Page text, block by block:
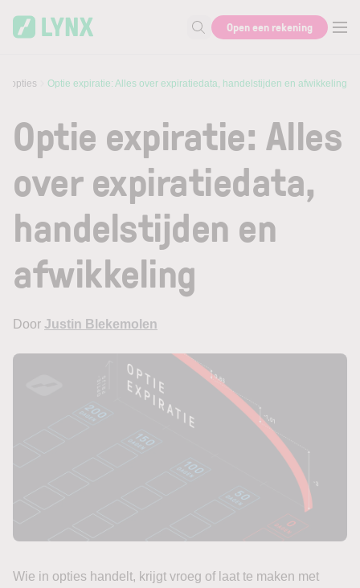
Zoek naar informatie
Open een rekening
opties Optie expiratie: Alles over expiratiedata, handelstijden en afwikkeling
Optie expiratie: Alles
over expiratiedata,
handelstijden en
afwikkeling
Door Justin Blekemolen
Wie in opties handelt, krijgt vroeg of laat te maken met